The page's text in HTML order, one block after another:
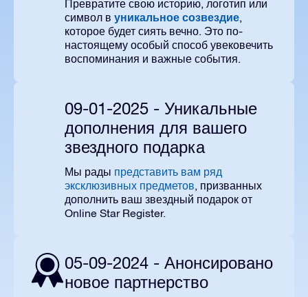
Превратите свою историю, логотип или
символ в уникальное созвездие,
которое будет сиять вечно. Это по-
настоящему особый способ увековечить
воспоминания и важные события.
09-01-2025 - Уникальные
дополнения для вашего
звездного подарка
Мы рады представить вам ряд
эксклюзивных предметов, призванных
дополнить ваш звездный подарок от
Online Star Register.
05-09-2024 - Анонсировано
новое партнерство